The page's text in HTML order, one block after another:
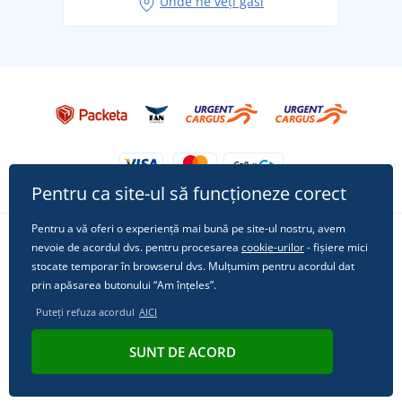
Tricoul preferat City în rol principal: ținute pentru
Urmărește-ne pe rețelele sociale
© 2011 - 2026, Dual Trade s.r.o. | Din punct de vedere tehnic oferă
Pentru ca site-ul să funcționeze corect
Pentru a vă oferi o experiență mai bună pe site-ul nostru, avem
nevoie de acordul dvs. pentru procesarea cookie-urilor- fișiere mici
stocate temporar în browserul dvs. Mulțumim pentru acordul dat
prin apăsarea butonului “Am înțeles”.
Puteți refuza acordul AICI
SUNT DE ACORD